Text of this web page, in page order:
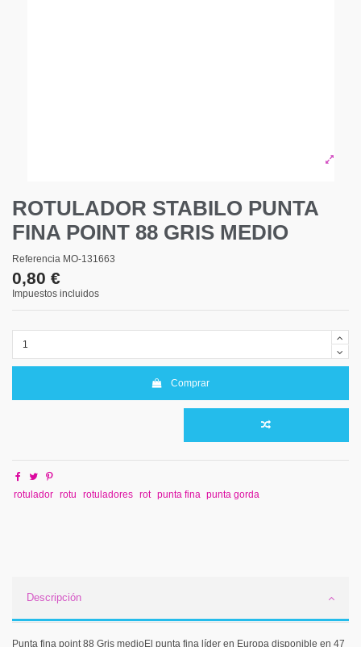
ROTULADOR STABILO PUNTA
FINA POINT 88 GRIS MEDIO
Referencia MO-131663
0,80 €
Impuestos incluidos
Comprar
rotulador rotu rotuladores rot punta fina punta gorda
Descripción
Punta fina point 88 Gris medioEl punta fina líder en Europa disponible en 47